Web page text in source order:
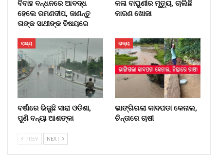
ବିବାହ ବନ୍ଧନରେ ଆବଦ୍ଧ
ହେଲେ ରମଣଦୀପ, ଜାଣନ୍ତୁ
ତାଙ୍କ ସାଥୀଙ୍କ ବିଷୟରେ
କଳା ବାଘୁଣୀର ମୃତ୍ୟୁ, ଚାଲିଛି
କାରଣ ଖୋଜା
ରାଜ୍ୟ
ବର୍ଷାରେ ଭିଜୁଛି ସାରା ଓଡିଶା,
ପୁଣି ବନ୍ୟା ଆଶଙ୍କା
ରାଜ୍ୟ
ଭାଙ୍ଗିଗଲା କାଦପଡା କେନାଲ,
ଚିନ୍ତାରେ ଚାଷୀ
PREV NEXT